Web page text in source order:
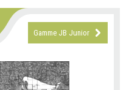
Gamme JB Junior